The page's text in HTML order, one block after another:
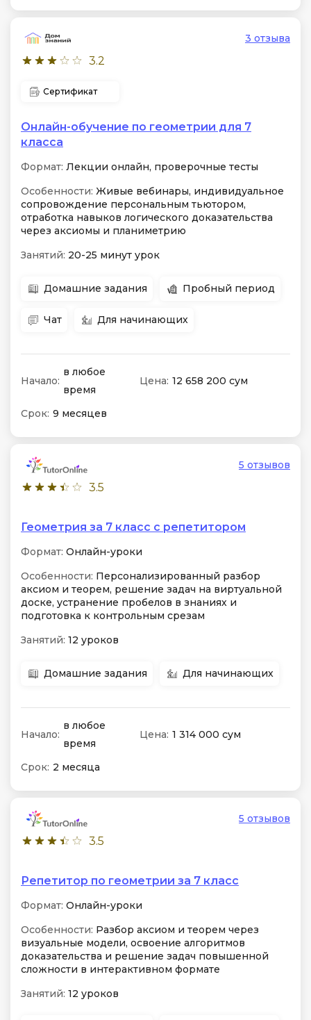
3.2
3 отзыва
Сертификат
Онлайн-обучение по геометрии для 7
класса
Формат: Лекции онлайн, проверочные тесты
Особенности: Живые вебинары, индивидуальное
сопровождение персональным тьютором,
отработка навыков логического доказательства
через аксиомы и планиметрию
Занятий: 20-25 минут урок
Домашние задания Пробный период
Чат Для начинающих
Начало:
в любое
время
Цена: 12 658 200 сум
Срок: 9 месяцев
3.5
5 отзывов
Геометрия за 7 класс с репетитором
Формат: Онлайн-уроки
Особенности: Персонализированный разбор
аксиом и теорем, решение задач на виртуальной
доске, устранение пробелов в знаниях и
подготовка к контрольным срезам
Занятий: 12 уроков
Домашние задания Для начинающих
Начало:
в любое
время
Цена: 1 314 000 сум
Срок: 2 месяца
3.5
5 отзывов
Репетитор по геометрии за 7 класс
Формат: Онлайн-уроки
Особенности: Разбор аксиом и теорем через
визуальные модели, освоение алгоритмов
доказательства и решение задач повышенной
сложности в интерактивном формате
Занятий: 12 уроков